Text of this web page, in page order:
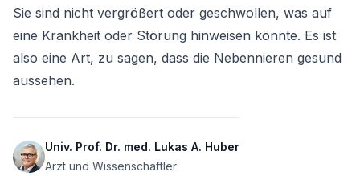
Sie sind nicht vergrößert oder geschwollen, was auf
eine Krankheit oder Störung hinweisen könnte. Es ist
also eine Art, zu sagen, dass die Nebennieren gesund
aussehen.
Univ. Prof. Dr. med. Lukas A. Huber
Arzt und Wissenschaftler